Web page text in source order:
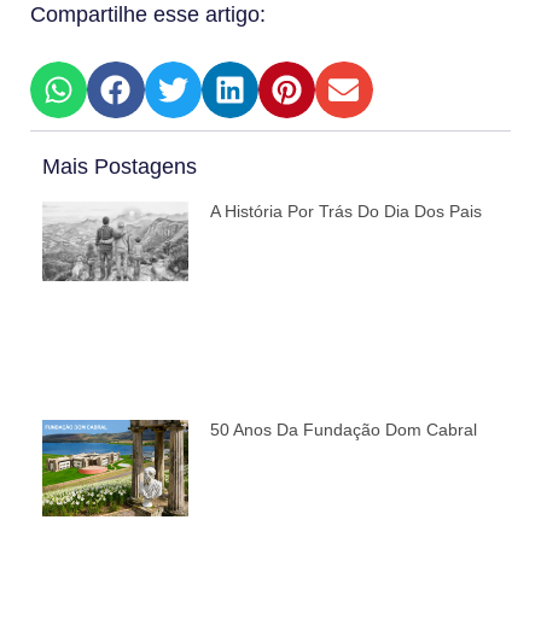
Compartilhe esse artigo:
Mais Postagens
A História Por Trás Do Dia Dos Pais
50 Anos Da Fundação Dom Cabral